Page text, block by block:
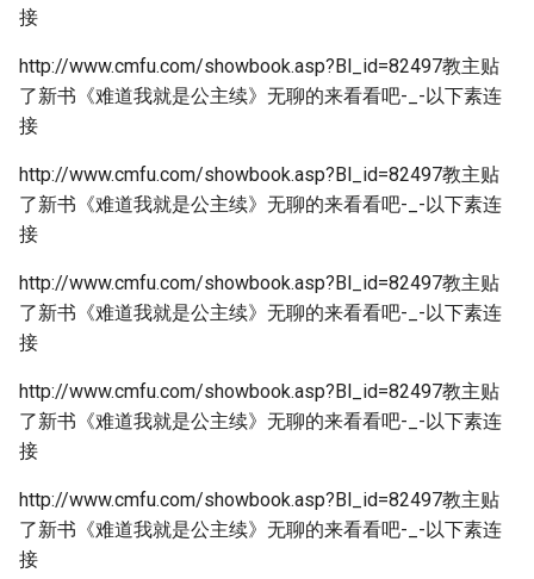
接
http://www.cmfu.com/showbook.asp?Bl_id=82497教主贴
了新书《难道我就是公主续》无聊的来看看吧-_-以下素连
接
http://www.cmfu.com/showbook.asp?Bl_id=82497教主贴
了新书《难道我就是公主续》无聊的来看看吧-_-以下素连
接
http://www.cmfu.com/showbook.asp?Bl_id=82497教主贴
了新书《难道我就是公主续》无聊的来看看吧-_-以下素连
接
http://www.cmfu.com/showbook.asp?Bl_id=82497教主贴
了新书《难道我就是公主续》无聊的来看看吧-_-以下素连
接
http://www.cmfu.com/showbook.asp?Bl_id=82497教主贴
了新书《难道我就是公主续》无聊的来看看吧-_-以下素连
接